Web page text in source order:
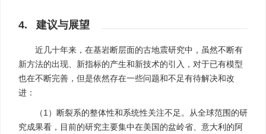
4. 建议与展望
近几十年来，在基岩断层面的古地震研究中，虽然不断有
新方法的出现、新指标的产生和新技术的引入，对于已有模型
也在不断完善，但是依然存在一些问题和不足有待解决和改
进：
（1）断裂系的整体性和系统性关注不足。从全球范围的研
究成果看，目前的研究主要集中在美国的盆岭省、意大利的阿